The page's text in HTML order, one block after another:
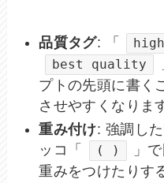
品質タグ: 「
best quality
プトの先頭に書く
させやすくなりま
重み付け: 強調し
ッコ「
( )
」
重みをつけたりす